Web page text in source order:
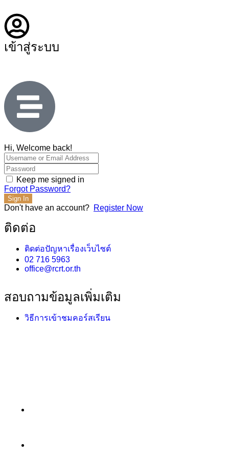
เข้าสู่ระบบ
Hi, Welcome back!
Keep me signed in
Forgot Password?
Sign In
Don't have an account? Register Now
ติดต่อ
ติดต่อปัญหาเรื่องเว็บไซต์
02 716 5963
office@rcrt.or.th
สอบถามข้อมูลเพิ่มเติม
วิธีการเข้าชมคอร์สเรียน